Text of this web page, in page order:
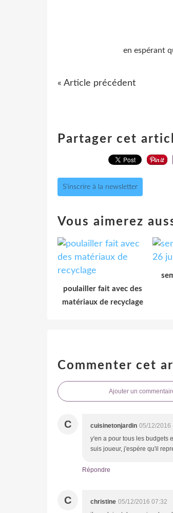
en espérant
« Article précédent
Partager cet
S'inscrire à la newsletter
Vous aimerez
poulailler fait avec des
matériaux de recyclage
Commenter cet
Ajouter un
C cuisinetonjardin 05/12/2016
y'en a pour tous les budgets
suis joueur, j'espère qu'il
Répondre
C christine 05/12/2016 07:32